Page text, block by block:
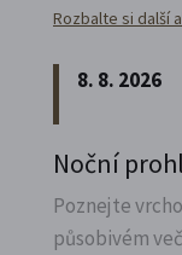
Rozbalte si další
8. 8. 2026
Noční
Poznejte
působivém